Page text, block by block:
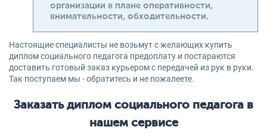
организации в плане оперативности,
внимательности, обходительности.
Настоящие специалисты не возьмут с желающих купить
диплом социального педагога предоплату и постараются
доставить готовый заказ курьером с передачей из рук в руки.
Так поступаем мы - обратитесь и не пожалеете.
Заказать диплом социального педагога в
нашем сервисе